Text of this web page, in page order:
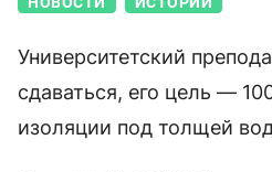
Университетский
сдаваться, его цель —
изоляции под толщей